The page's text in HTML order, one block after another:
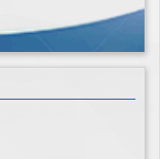
tử HASAKA